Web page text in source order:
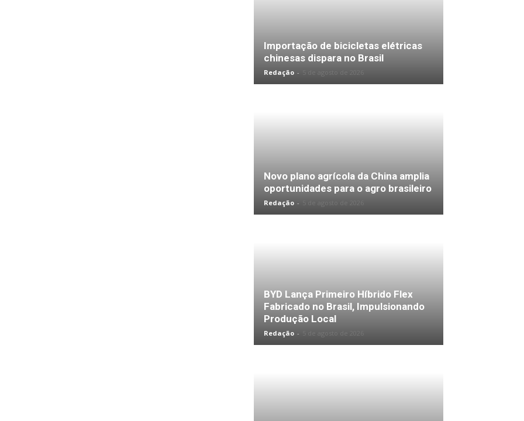
Importação de bicicletas elétricas
chinesas dispara no Brasil
Redação -
Novo plano agrícola da China amplia
oportunidades para o agro brasileiro
Redação -
BYD Lança Primeiro Híbrido Flex
Fabricado no Brasil, Impulsionando
Produção Local
Redação -